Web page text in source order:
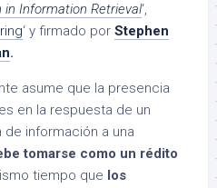
in Information Retrieval‘,
‘ y firmado por Stephen
.
asume que la presencia
en la respuesta de un
información a una
tomarse como un rédito
tiempo que los